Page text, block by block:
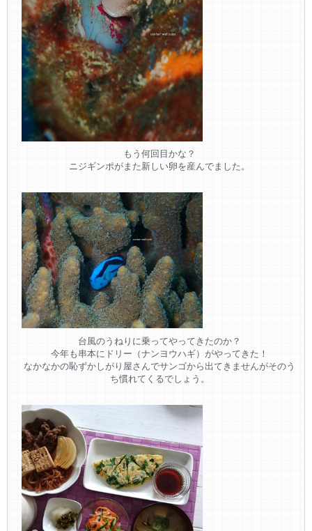
もう何回目かな？
ニジギンポがまた新しい卵を産んでました。
台風のうねりに乗ってやってきたのか？
今年も串本にドリー（ナンヨウハギ）がやってきた！
なかなかの恥ずかしがり屋さんでサンゴから出てきませんがそのう
ち慣れてくるでしょう。